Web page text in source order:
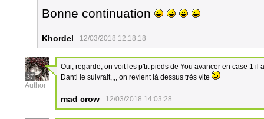
Bonne continuation
Khordel 12/03/2018 12:18:18
37
Author
Oui, regarde, on voit les p'tit pieds de You avancer en case 1
Danti le suivrait,,,, on revient là dessus très vite
mad crow 12/03/2018 14:03:28